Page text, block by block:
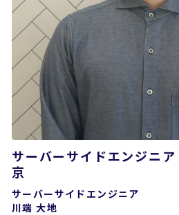
サーバーサイドエンジニア
サーバーサイドエンジニア
川端 大地